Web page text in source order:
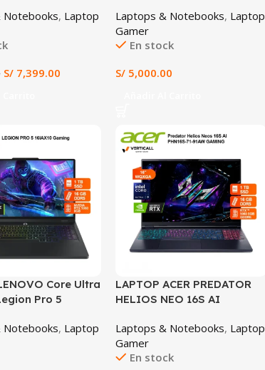
5060 8GB 16″
240HZ
Notebooks, Laptop
S/ 7,399.00
RAM 512GB SSD NVIDIA
GEFORCE RTX 5060 8GB
GDDR7 15.6″ FHD IPS 144HZ
(B2RWFKG-071US)
Laptops & Notebooks, Laptop
Gamer
En stock
S/ 5,000.00
Core Ultra
Pro 5
1TB SSD, 16″
WIN 11
Notebooks, Laptop
LAPTOP ACER PREDATOR
HELIOS NEO 16S AI
CORE™ ULTRA 9 275HX 16GB
RAM 1TB SSD RTX™ 5060
8GB 16″ WQXGA OLED
Laptops & Notebooks, Laptop
Gamer
En stock